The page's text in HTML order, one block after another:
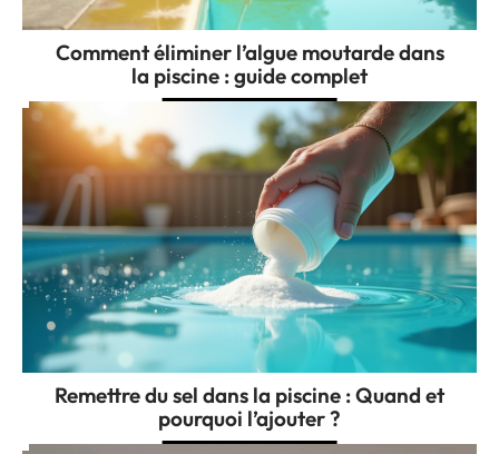
Comment éliminer l’algue moutarde dans
la piscine : guide complet
Remettre du sel dans la piscine : Quand et
pourquoi l’ajouter ?